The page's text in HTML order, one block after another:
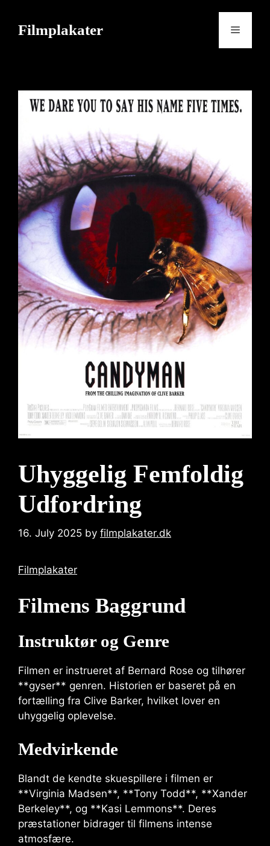
contentFilmplakater Menu
Uhyggelig Femfoldig
Udfordring
16. July 2025 by filmplakater.dk
Filmplakater
Filmens Baggrund
Instruktør og Genre
Filmen er instrueret af Bernard Rose og tilhører
**gyser** genren. Historien er baseret på en
fortælling fra Clive Barker, hvilket lover en
uhyggelig oplevelse.
Medvirkende
Blandt de kendte skuespillere i filmen er
**Virginia Madsen**, **Tony Todd**, **Xander
Berkeley**, og **Kasi Lemmons**. Deres
præstationer bidrager til filmens intense
atmosfære.